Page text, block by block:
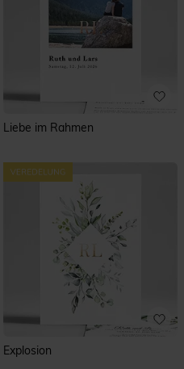
Liebe im Rahmen
Explosion